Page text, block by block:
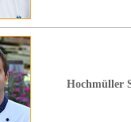
Hochmüller